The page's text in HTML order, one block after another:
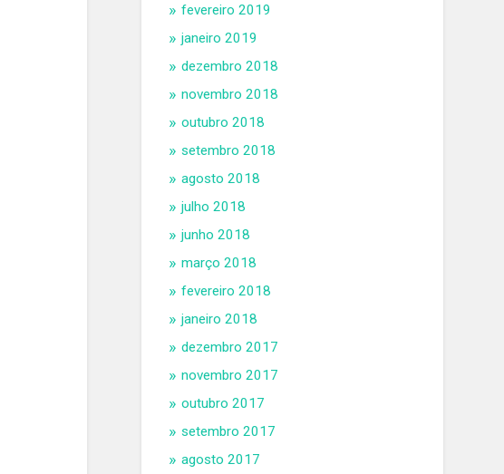
fevereiro 2019
janeiro 2019
dezembro 2018
novembro 2018
outubro 2018
setembro 2018
agosto 2018
julho 2018
junho 2018
março 2018
fevereiro 2018
janeiro 2018
dezembro 2017
novembro 2017
outubro 2017
setembro 2017
agosto 2017